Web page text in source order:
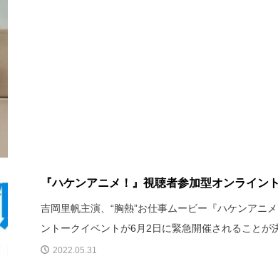
『ハケンアニメ！』視聴者参加型オンライン
吉岡里帆主演、“胸熱”お仕事ムービー『ハケンアニ
ントークイベントが6月2日に緊急開催されることが
2022.05.31